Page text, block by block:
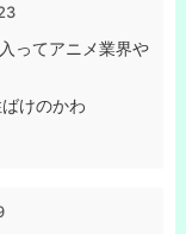
ってアニメ業界や
けのかわ